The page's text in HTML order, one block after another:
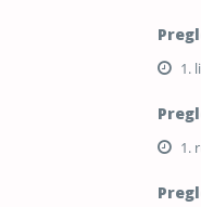
1.
1.